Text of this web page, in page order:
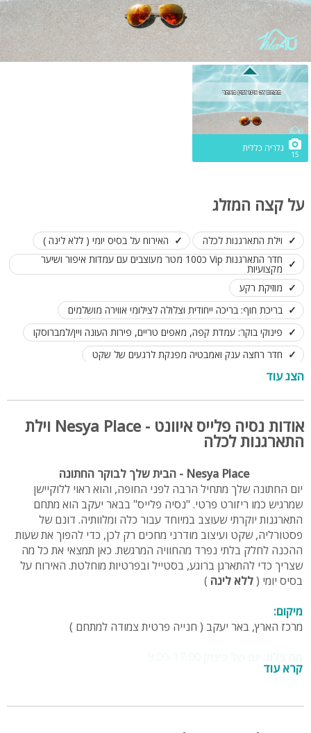
15
גלריה כללית
על קצה המזלג
וילת התארגנות לכלה
האירוח על בסיס יומי ( ללא לינה )
חדר התארגנות Vip כ100 מטר מעוצבים עם עמדות איפור ושיער
מקצועיות
מוזיקת רקע
בריכת חוף: בריכה ייחודית וצלולה לצילומי אווירה מושלמים
פינוקי בוקר: עמדת קפה, מאפים טריים, פירות העונה ויין/למברוסקו
חדר רחצה ענק ואמבטיה מפנקת לרגעים של שקט
חנייה פרטית: הגעה בנחת וגישה נוחה לך ולספקים
פרטיות מוחלטת: המתחם עומד לרשותך ולרשות המלוות בלבד
לוקיישן לצילומים: אינספור פינות חמד פוטוגניות בחצר ובוילה
הצג עוד
אודות נסיה פלייס איוונט - Nesya Place וילת
התארגנות לכלה
Nesya Place - הבית שלך לבוקר החתונה
יום החתונה שלך מתחיל הרבה לפני החופה, והוא ראוי ללוקיישן
שמרגיש כמו ריזורט פרטי. "נסיה פלייס" בבאר יעקב הוא מתחם
התארגנות יוקרתי שעוצב במיוחד עבור כלה ומלוותיה. דונם של
פסטורליה, שקט ועיצוב מודרני מחכים רק לכן, כדי להפוך את שעות
ההכנה לחלק בלתי נפרד מהחוויה המרגשת. כאן תמצאי את כל מה
שצריך כדי להתארגן ברוגע, בסטייל ובפרטיות מוחלטת. האירוח על
בסיס יומי (ללא לינה )
מיקום:
מרכז הארץ, באר יעקב ( חנייה פרטית צמודה למתחם )
ממוזג ומזמין.
קרא עוד